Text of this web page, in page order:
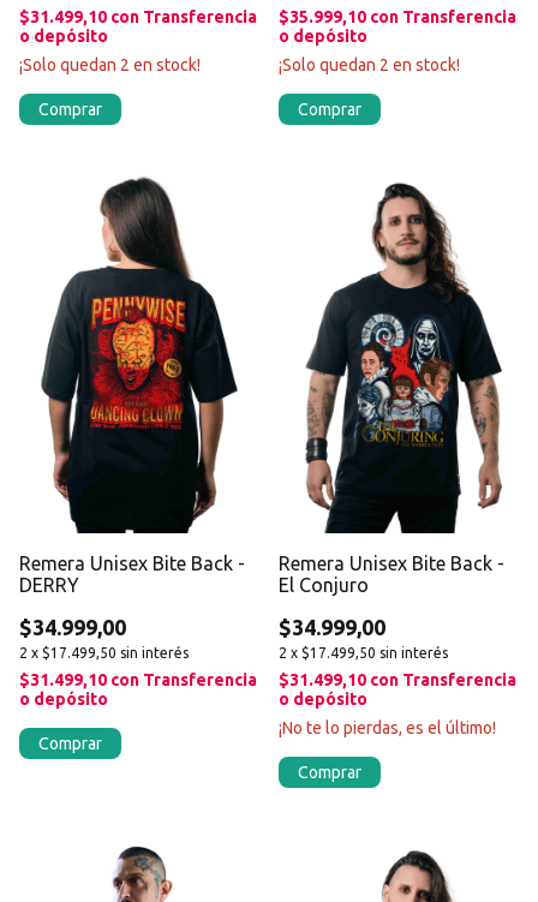
$31.499,10 con Transferencia
o depósito
¡Solo quedan 2 en stock!
Comprar
$35.999,10 con Transferencia
o depósito
¡Solo quedan 2 en stock!
Comprar
Remera Unisex Bite Back -
DERRY
$34.999,00
2 x $17.499,50 sin interés
$31.499,10 con Transferencia
o depósito
Comprar
Remera Unisex Bite Back -
El Conjuro
$34.999,00
2 x $17.499,50 sin interés
$31.499,10 con Transferencia
o depósito
¡No te lo pierdas, es el último!
Comprar